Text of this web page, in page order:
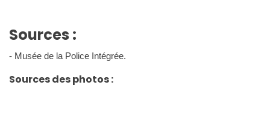
Sources :
- Musée de la Police Intégrée.
Sources des photos :